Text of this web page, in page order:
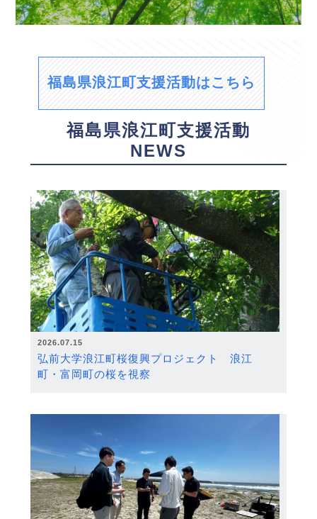
福島県浪江町支援活動はこちら
福島県浪江町支援活動
NEWS
2026.07.15
弘前大学浪江町桜復興プロジェクト 浪江
町・富岡町の桜を視察